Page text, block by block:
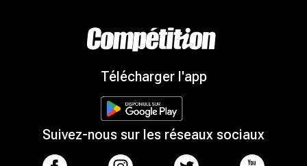
Télécharger l'app
Suivez-nous sur les réseaux sociaux